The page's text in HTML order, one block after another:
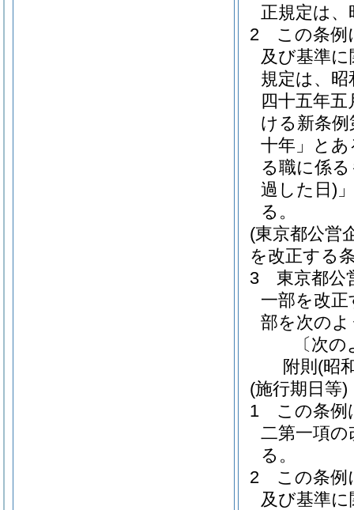
正規定は
2
この条例
及び基準
規定は、
四十五年
ける新条
十年」と
る職に係
過した日)
る。
(東京都公営
を改正する
3
東京都公
一部を改
部を次の
〔次
附則 (昭
(施行期日等)
1
この条例
二第一項の
る。
2
この条例
及び基準